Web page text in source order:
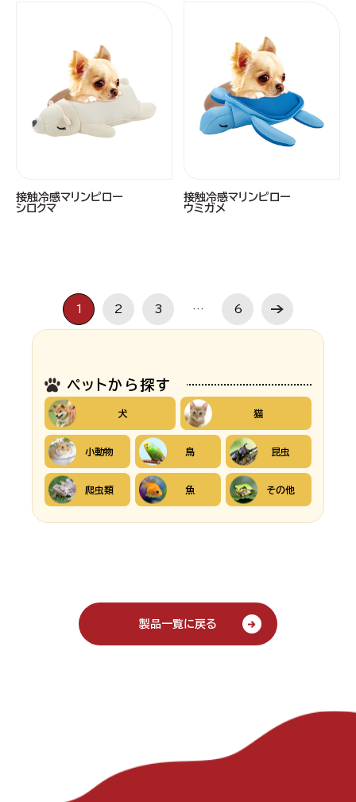
接触冷感マリンピロー
シロクマ
接触冷感マリンピロー
ウミガメ
1 2 3 … 6
ペットから探す
犬 猫
小動物 鳥 昆虫
爬虫類 魚 その他
製品一覧に戻る